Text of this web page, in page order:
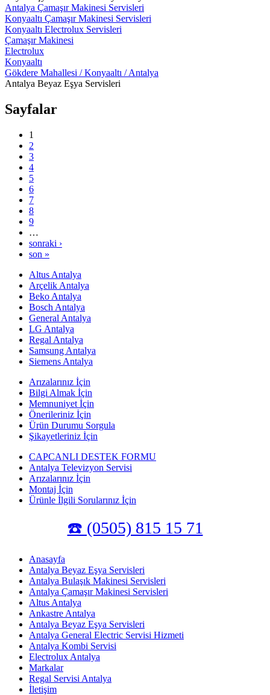
Antalya Çamaşır Makinesi Servisleri
Konyaaltı Çamaşır Makinesi Servisleri
Konyaaltı Electrolux Servisleri
Çamaşır Makinesi
Electrolux
Konyaaltı
Gökdere Mahallesi / Konyaaltı / Antalya
Antalya Beyaz Eşya Servisleri
Sayfalar
1
2
3
4
5
6
7
8
9
…
sonraki ›
son »
Altus Antalya
Arçelik Antalya
Beko Antalya
Bosch Antalya
General Antalya
LG Antalya
Regal Antalya
Samsung Antalya
Siemens Antalya
Arızalarınız İçin
Bilgi Almak İçin
Memnuniyet İçin
Önerileriniz İçin
Ürün Durumu Sorgula
Şikayetleriniz İçin
CAPCANLI DESTEK FORMU
Antalya Televizyon Servisi
Arızalarınız İçin
Montaj İçin
Ürünle İlgili Sorularınız İçin
☎️ (0505) 815 15 71
Anasayfa
Antalya Beyaz Eşya Servisleri
Antalya Bulaşık Makinesi Servisleri
Antalya Çamaşır Makinesi Servisleri
Altus Antalya
Ankastre Antalya
Antalya Beyaz Eşya Servisleri
Antalya General Electric Servisi Hizmeti
Antalya Kombi Servisi
Electrolux Antalya
Markalar
Regal Servisi Antalya
İletişim